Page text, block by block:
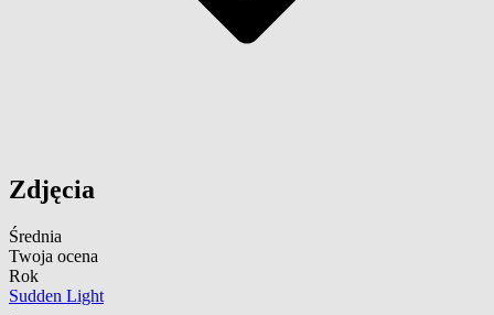
Zdjęcia
Średnia
Twoja ocena
Rok
Sudden Light